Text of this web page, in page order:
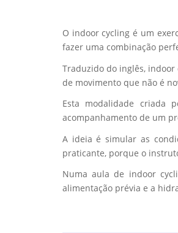
O indoor cycling é um
fazer uma combinação
Traduzido do inglês,
de movimento que não é
Esta modalidade criada
acompanhamento de um
A ideia é simular as
praticante, porque o
Numa aula de indoor
alimentação prévia e a